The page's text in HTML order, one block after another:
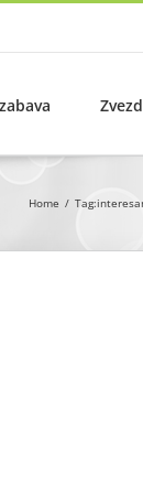
Home Tag: